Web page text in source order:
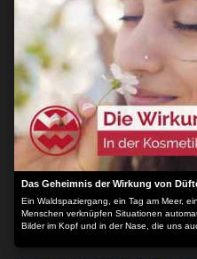
Das Geheimnis der Wirkung von
Ein Waldspaziergang, ein Tag am Meer,
Menschen verknüpfen Situationen
Bilder im Kopf und in der Nase, die uns